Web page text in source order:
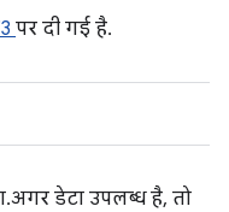
पर दी गई है.
अगर डेटा उपलब्ध है, तो